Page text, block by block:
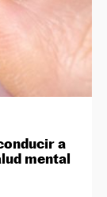
a
mental